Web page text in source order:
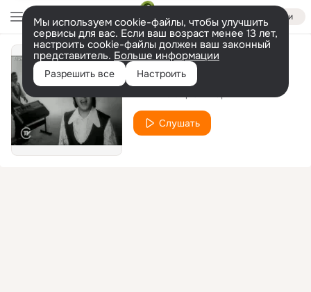
Войти
Мы используем cookie-файлы, чтобы улучшить
сервисы для вас. Если ваш возраст менее 13 лет,
настроить cookie-файлы должен ваш законный
представитель. Больше информации
Разрешить все Настроить
Воскресенье
Слушать